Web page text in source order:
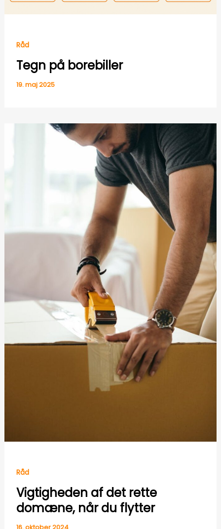
Råd
Tegn på borebiller
19. maj 2025
Råd
Vigtigheden af det rette
domæne, når du flytter
16. oktober 2024